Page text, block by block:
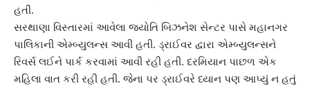
હતી.
સરથાણા વિસ્તારમાં આવેલા જ્યોતિ બિઝનેશ સેન્ટર પાસે મહાનગર
પાલિકાની એમ્બ્યુલન્સ આવી હતી. ડ્રાઈવર દ્વારા એમ્બ્યુલન્સને
રિવર્સ લઈને પાર્ક કરવામાં આવી રહી હતી. દરમિયાન પાછળ એક
મહિલા વાત કરી રહી હતી. જેના પર ડ્રાઈવરે ધ્યાન પણ આપ્યું ન હતું